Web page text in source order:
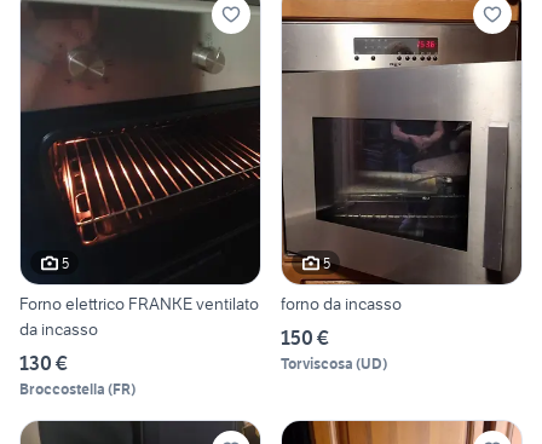
5
Forno elettrico FRANKE ventilato
da incasso
130 €
Broccostella (FR)
5
forno da incasso
150 €
Torviscosa (UD)